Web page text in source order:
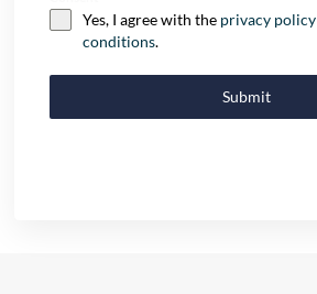
Yes, I agree with the privacy policy
conditions.
Submit